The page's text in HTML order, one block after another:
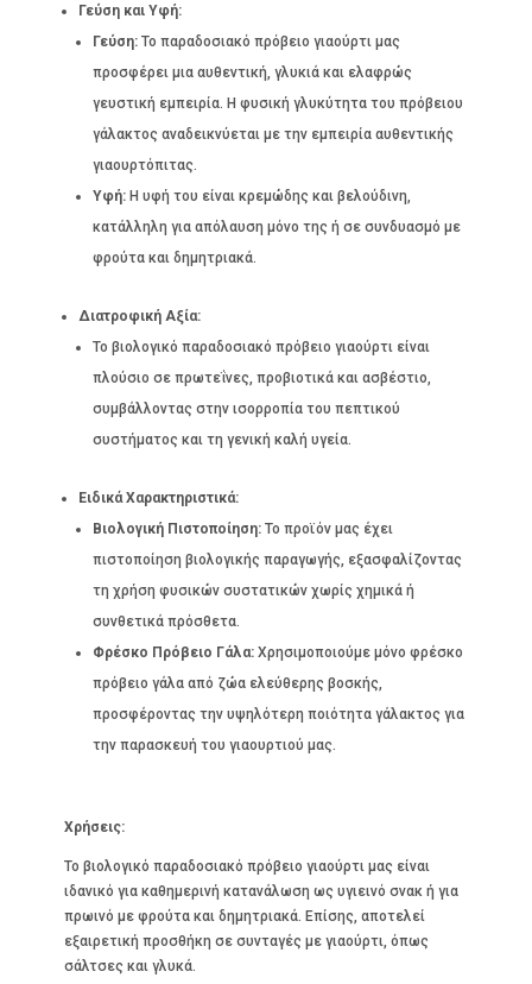
Γεύση και Υφή:
Γεύση:Το παραδοσιακό πρόβειο γιαούρτι μας
προσφέρει μια αυθεντική, γλυκιά και ελαφρώς
γευστική εμπειρία. Η φυσική γλυκύτητα του πρόβειου
γάλακτος αναδεικνύεται με την εμπειρία αυθεντικής
γιαουρτόπιτας.
Υφή:Η υφή του είναι κρεμώδης και βελούδινη,
κατάλληλη για απόλαυση μόνο της ή σε συνδυασμό με
φρούτα και δημητριακά.
Διατροφική Αξία:
Το βιολογικό παραδοσιακό πρόβειο γιαούρτι είναι
πλούσιο σε πρωτεΐνες, προβιοτικά και ασβέστιο,
συμβάλλοντας στην ισορροπία του πεπτικού
συστήματος και τη γενική καλή υγεία.
Ειδικά Χαρακτηριστικά:
Βιολογική Πιστοποίηση:Το προϊόν μας έχει
πιστοποίηση βιολογικής παραγωγής, εξασφαλίζοντας
τη χρήση φυσικών συστατικών χωρίς χημικά ή
συνθετικά πρόσθετα.
Φρέσκο Πρόβειο Γάλα:Χρησιμοποιούμε μόνο φρέσκο
πρόβειο γάλα από ζώα ελεύθερης βοσκής,
προσφέροντας την υψηλότερη ποιότητα γάλακτος για
την παρασκευή του γιαουρτιού μας.
Χρήσεις:
Το βιολογικό παραδοσιακό πρόβειο γιαούρτι μας είναι
ιδανικό για καθημερινή κατανάλωση ως υγιεινό σνακ ή για
πρωινό με φρούτα και δημητριακά. Επίσης, αποτελεί
εξαιρετική προσθήκη σε συνταγές με γιαούρτι, όπως
σάλτσες και γλυκά.